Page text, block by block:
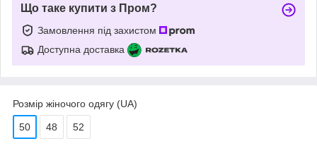
Що таке купити з Пром?
Замовлення під захистом
Доступна доставка
Розмір жіночого одягу (UA)
50 48 52